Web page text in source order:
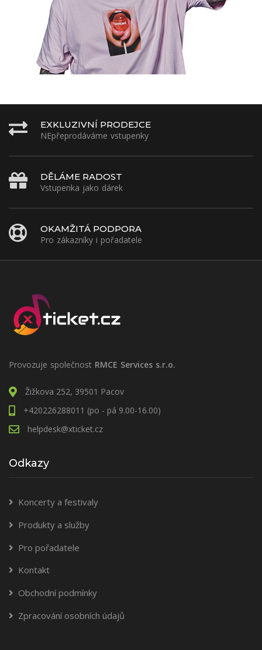
EXKLUZIVNÍ PRODEJCE
NEpřeprodáváme vstupenky
DĚLÁME RADOST
Vstupenka jako dárek
OKAMŽITÁ PODPORA
Pro zákazníky i pořadatele
Provozuje společnost RMCE Services s.r.o.
Žižkova 252, 39501 Pacov
+420226288011 (po - pá 9.00-16.00)
helpdesk@xticket.cz
Odkazy
Koncerty a festivaly
Produkty a služby
Pro pořadatele
Kontakt
Obchodní podmínky
Zpracování osobních údajů